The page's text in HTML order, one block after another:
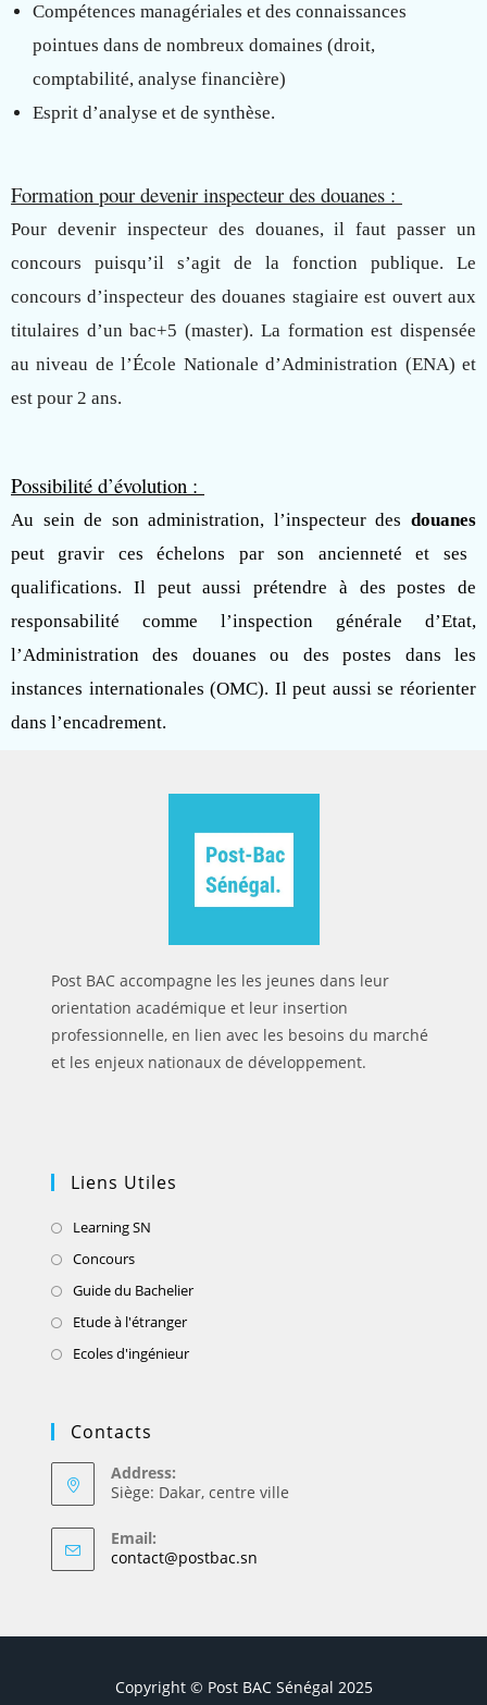
Compétences managériales et des connaissances
pointues dans de nombreux domaines (droit,
comptabilité, analyse financière)
Esprit d’analyse et de synthèse.
Formation pour devenir inspecteur des douanes :
Pour devenir inspecteur des douanes, il faut passer un
concours puisqu’il s’agit de la fonction publique. Le
concours d’inspecteur des douanes stagiaire est ouvert aux
titulaires d’un bac+5 (master). La formation est dispensée
au niveau de l’École Nationale d’Administration (ENA) et
est pour 2 ans.
Possibilité d’évolution :
Au sein de son administration, l’inspecteur des douanes
peut gravir ces échelons par son ancienneté et ses
qualifications. Il peut aussi prétendre à des postes de
responsabilité comme l’inspection générale d’Etat,
l’Administration des douanes ou des postes dans les
instances internationales (OMC). Il peut aussi se réorienter
dans l’encadrement.
Post BAC accompagne les les jeunes dans leur
orientation académique et leur insertion
professionnelle, en lien avec les besoins du marché
et les enjeux nationaux de développement.
Liens Utiles
Learning SN
Concours
Guide du Bachelier
Etude à l'étranger
Ecoles d'ingénieur
Contacts
Address:
Siège: Dakar, centre ville
Email:
contact@postbac.sn
Copyright © Post BAC Sénégal 2025